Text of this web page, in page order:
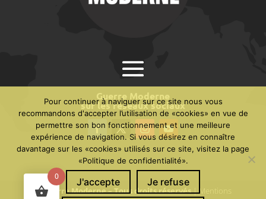
Guerre Moderne
sur les réseaux sociaux
© Guerre Moderne – Tous droits réservés| Mentions
0
Pour continuer à naviguer sur ce site nous vous
recommandons d'accepter l’utilisation de «cookies» en vue de
permettre son bon fonctionnement et une meilleure
expérience de navigation. Si vous désirez en connaître
davantage sur les «cookies» utilisés sur ce site, visitez la page
«Politique de confidentialité».
J'accepte Je refuse